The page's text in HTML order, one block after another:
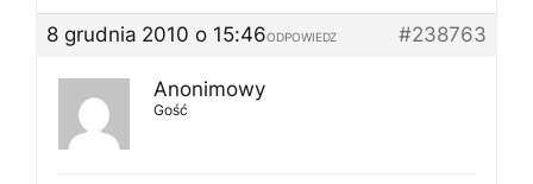
8 grudnia 2010 o 15:46
#238763
ODPOWIEDZ
Anonimowy
Gość